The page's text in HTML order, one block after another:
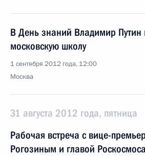
В День знаний Владимир Путин
московскую школу
1 сентября 2012 года, 12:00
Москва
31 августа 2012 года, пятница
Рабочая встреча с вице-
Рогозиным и главой